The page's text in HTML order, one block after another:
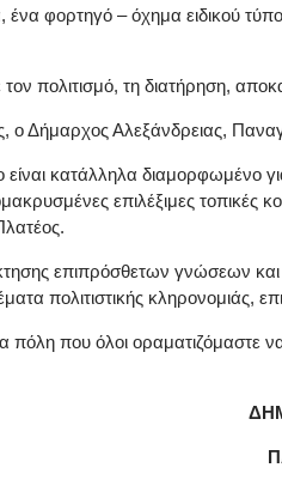
φορτηγό – όχημα ειδικού
πολιτισμό, τη διατήρηση,
ο Δήμαρχος Αλεξάνδρειας,
κατάλληλα διαμορφωμένο
επιλέξιμες τοπικές
επιπρόσθετων γνώσεων
πολιτιστικής κληρονομιάς,
πόλη που όλοι οραματιζόμαστε